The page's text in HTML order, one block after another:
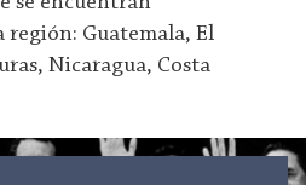
región: Guatemala, El
Nicaragua, Costa